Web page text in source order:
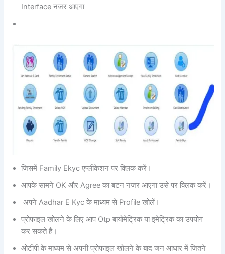
Interface नजर आएगा
जिसमें Family Ekyc एप्लीकेशन पर क्लिक करें।
आपके सामने OK और Agree का बटन नजर आएगा उसे पर क्लिक करें।
अपने Aadhar E Kyc के माध्यम से Profile खोलें।
प्रोफाइल खोलने के लिए आप Otp बायोमेट्रिक या इमेट्रिक का उपयोग
कर सकते हैं।
ओटीपी के माध्यम से अपनी प्रोफाइल खोलने के बाद जन आधार में जितने